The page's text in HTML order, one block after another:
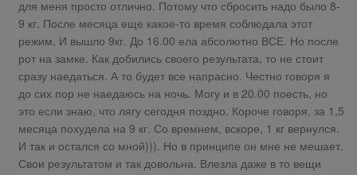
для меня просто отлично. Потому что сбросить надо было 8-
9 кг. После месяца еще какое-то время соблюдала этот
режим. И вышло 9кг. До 16.00 ела абсолютно ВСЕ. Но после
рот на замке. Как добились своего результата, то не стоит
сразу наедаться. А то будет все напрасно. Честно говоря я
до сих пор не наедаюсь на ночь. Могу и в 20.00 поесть, но
это если знаю, что лягу сегодня поздно. Короче говоря, за 1,5
месяца похудела на 9 кг. Со времнем, вскоре, 1 кг вернулся.
И так и остался со мной))). Но в принципе он мне не мешает.
Свои результатом и так довольна. Влезла даже в то вещи